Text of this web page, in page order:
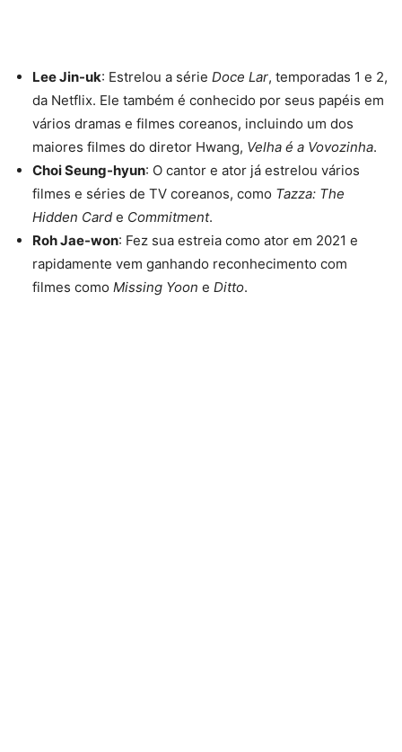
Lee Jin-uk: Estrelou a série Doce Lar, temporadas 1 e 2,
da Netflix. Ele também é conhecido por seus papéis em
vários dramas e filmes coreanos, incluindo um dos
maiores filmes do diretor Hwang, Velha é a Vovozinha.
Choi Seung-hyun: O cantor e ator já estrelou vários
filmes e séries de TV coreanos, como Tazza: The
Hidden Card e Commitment.
Roh Jae-won: Fez sua estreia como ator em 2021 e
rapidamente vem ganhando reconhecimento com
filmes como Missing Yoon e Ditto.